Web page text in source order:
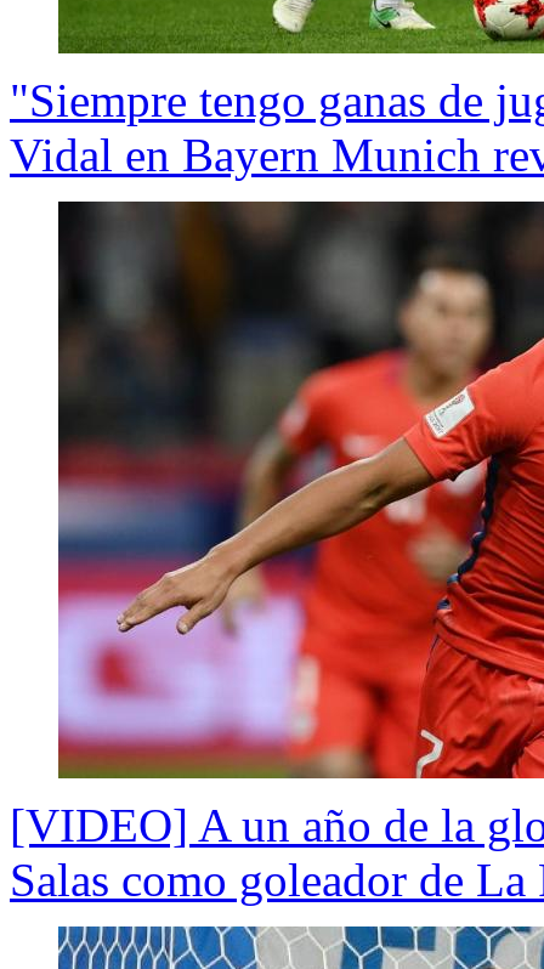
"Siempre tengo ganas de
Vidal en Bayern Munich
[VIDEO] A un año de la
Salas como goleador de La